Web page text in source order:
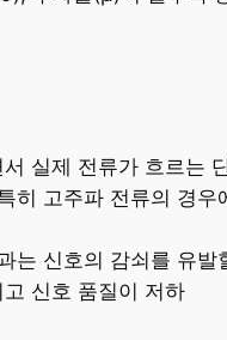
실제 전류가 흐르는
히 고주파 전류의 경
는 신호의 감쇠를 유
신호 품질이 저하